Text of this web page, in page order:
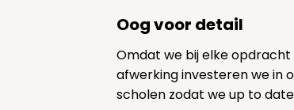
Oog voor detail
Omdat we bij elke
afwerking investeren we in
scholen zodat we up to